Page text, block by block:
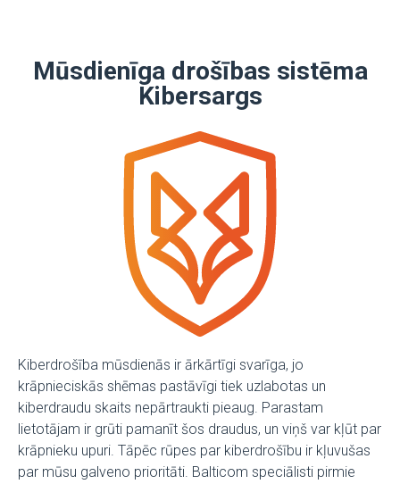
Mūsdienīga drošības sistēma
Kibersargs
Kiberdrošība mūsdienās ir ārkārtīgi svarīga, jo
krāpnieciskās shēmas pastāvīgi tiek uzlabotas un
kiberdraudu skaits nepārtraukti pieaug. Parastam
lietotājam ir grūti pamanīt šos draudus, un viņš var kļūt par
krāpnieku upuri. Tāpēc rūpes par kiberdrošību ir kļuvušas
par mūsu galveno prioritāti. Balticom speciālisti pirmie